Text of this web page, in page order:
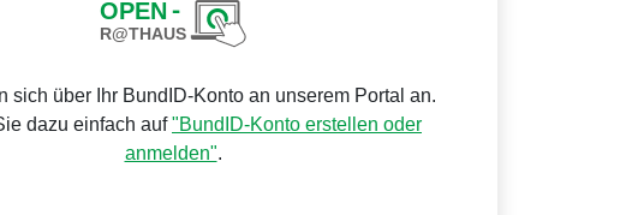
sich über Ihr BundID-Konto an unserem Portal an.
dazu einfach auf"BundID-Konto erstellen oder
anmelden".